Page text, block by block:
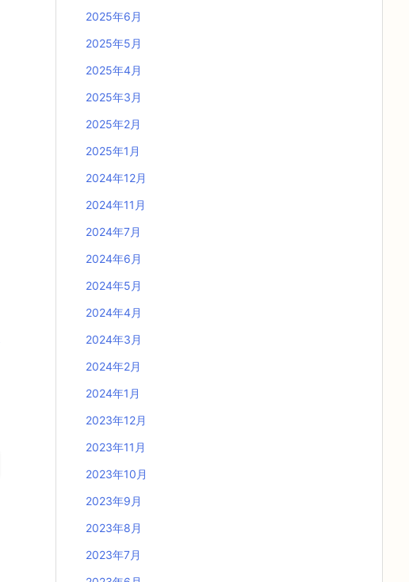
2025年6月
2025年5月
2025年4月
2025年3月
2025年2月
2025年1月
2024年12月
2024年11月
2024年7月
2024年6月
2024年5月
2024年4月
2024年3月
2024年2月
2024年1月
2023年12月
2023年11月
2023年10月
2023年9月
2023年8月
2023年7月